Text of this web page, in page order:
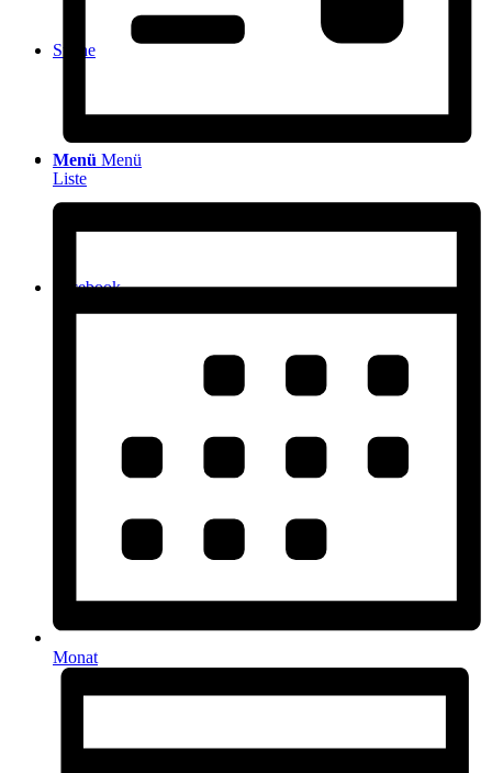
Suche
Menü Menü
Facebook
Liste
Monat